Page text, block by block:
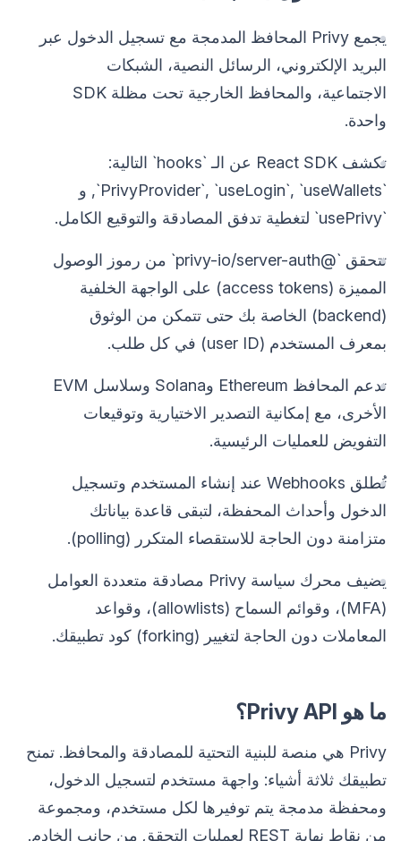
يجمع Privy المحافظ المدمجة مع تسجيل الدخول عبر
البريد الإلكتروني، الرسائل النصية، الشبكات
الاجتماعية، والمحافظ الخارجية تحت مظلة SDK
واحدة.
تكشف React SDK عن الـ `hooks` التالية:
`PrivyProvider`, `useLogin`, `useWallets`, و
`usePrivy` لتغطية تدفق المصادقة والتوقيع الكامل.
تتحقق `@privy-io/server-auth` من رموز الوصول
المميزة (access tokens) على الواجهة الخلفية
(backend) الخاصة بك حتى تتمكن من الوثوق
بمعرف المستخدم (user ID) في كل طلب.
تدعم المحافظ Ethereum وSolana وسلاسل EVM
الأخرى، مع إمكانية التصدير الاختيارية وتوقيعات
التفويض للعمليات الرئيسية.
تُطلق Webhooks عند إنشاء المستخدم وتسجيل
الدخول وأحداث المحفظة، لتبقى قاعدة بياناتك
متزامنة دون الحاجة للاستقصاء المتكرر (polling).
يضيف محرك سياسة Privy مصادقة متعددة العوامل
(MFA)، وقوائم السماح (allowlists)، وقواعد
المعاملات دون الحاجة لتغيير (forking) كود تطبيقك.
ما هو Privy API؟
Privy هي منصة للبنية التحتية للمصادقة والمحافظ. تمنح
تطبيقك ثلاثة أشياء: واجهة مستخدم لتسجيل الدخول،
ومحفظة مدمجة يتم توفيرها لكل مستخدم، ومجموعة
من نقاط نهاية REST لعمليات التحقق من جانب الخادم.